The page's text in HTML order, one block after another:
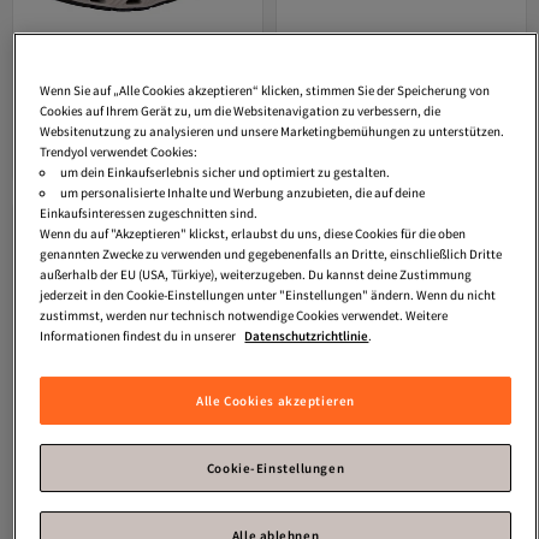
RiekerSneaker
Versand Kostenlos
Gratis Versand
Versand Kostenlos
69, €
RiekerSneaker
Versand Kostenlos
69,95€
Wenn Sie auf „Alle Cookies akzeptieren“ klicken, stimmen Sie der Speicherung von
Cookies auf Ihrem Gerät zu, um die Websitenavigation zu verbessern, die
Websitenutzung zu analysieren und unsere Marketingbemühungen zu unterstützen.
Trendyol verwendet Cookies:
um dein Einkaufserlebnis sicher und optimiert zu gestalten.
um personalisierte Inhalte und Werbung anzubieten, die auf deine
Einkaufsinteressen zugeschnitten sind.
Wenn du auf "Akzeptieren" klickst, erlaubst du uns, diese Cookies für die oben
genannten Zwecke zu verwenden und gegebenenfalls an Dritte, einschließlich Dritte
außerhalb der EU (USA, Türkiye), weiterzugeben. Du kannst deine Zustimmung
jederzeit in den Cookie-Einstellungen unter "Einstellungen" ändern. Wenn du nicht
zustimmst, werden nur technisch notwendige Cookies verwendet. Weitere
Informationen findest du in unserer Datenschutzrichtlinie.
Alle Cookies akzeptieren
Cookie-Einstellungen
Alle ablehnen